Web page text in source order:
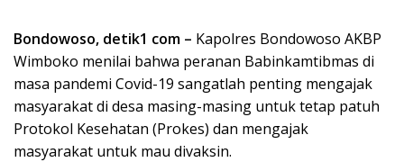
Bondowoso, detik1 com – Kapolres Bondowoso AKBP
Wimboko menilai bahwa peranan Babinkamtibmas di
masa pandemi Covid-19 sangatlah penting mengajak
masyarakat di desa masing-masing untuk tetap patuh
Protokol Kesehatan (Prokes) dan mengajak
masyarakat untuk mau divaksin.